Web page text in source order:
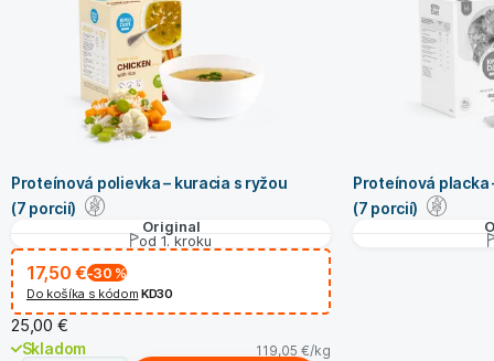
Proteínová polievka – kuracia s ryžou
(7 porcií)
Original
od 1. kroku
17,50 €-30 %
Do košíka s kódom KD30
25,00 €
Skladom 119,05 €/kg
Proteínová placka
(7 porcií)